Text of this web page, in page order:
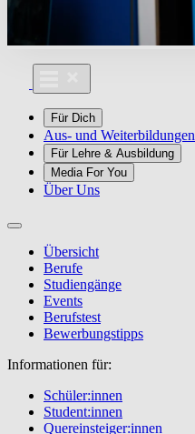
Für Dich
Aus- und Weiterbildungen
Für Lehre & Ausbildung
Media For You
Über Uns
Übersicht
Berufe
Studiengänge
Events
Berufstest
Bewerbungstipps
Informationen für:
Schüler:innen
Student:innen
Quereinsteiger:innen